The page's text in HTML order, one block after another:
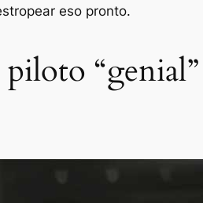
eso pronto.